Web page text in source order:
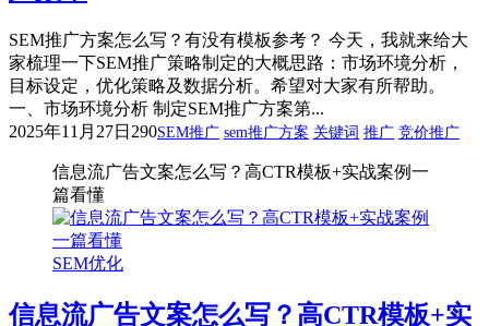
SEM推广方案怎么写？有没有模板参考？ 今天，我就来给大
家梳理一下SEM推广策略制定的大概思路：市场环境分析，
目标设定，优化策略及数据分析。希望对大家有所帮助。
一、市场环境分析 制定SEM推广方案第...
2025年11月27日 290SEM推广 sem推广方案 关键词 推广 竞价推广
信息流广告文案怎么写？高CTR模板+实战案例一
篇看懂
SEM优化
信息流广告文案怎么写？高CTR模板+实